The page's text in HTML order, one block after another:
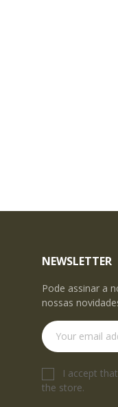
NEWSLETTER
Pode assinar a
nossas
I accept
the store.